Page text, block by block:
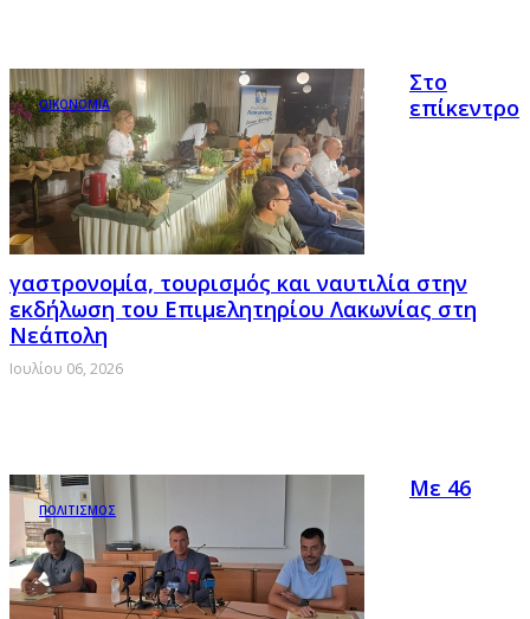
ΟΙΚΟΝΟΜΙΑ
Στο
επίκεντρο
γαστρονομία, τουρισμός και ναυτιλία στην
εκδήλωση του Επιμελητηρίου Λακωνίας στη
Νεάπολη
Ιουλίου 06, 2026
ΠΟΛΙΤΙΣΜΟΣ
Με 46